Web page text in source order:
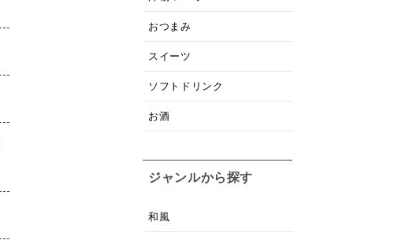
おつまみ
スイーツ
ソフトドリンク
お酒
ジャンルから探す
和風